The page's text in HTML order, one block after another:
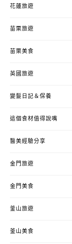
花蓮旅遊
苗栗旅遊
苗栗美食
英國旅遊
變髮日記＆保養
這個食材值得說嘴
醫美經驗分享
金門旅遊
金門美食
釜山旅遊
釜山美食